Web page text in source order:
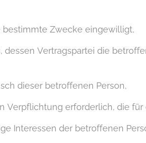
Zwecke eingewilligt,
Vertragspartei die
dieser betroffenen Person,
Verpflichtung erforderlich, die für
Interessen der betroffenen